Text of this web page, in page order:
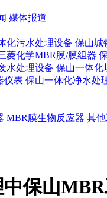
媒体报道
化污水处理设备 保山城
菱化学MBR膜/膜组器
水处理设备 保山一体化
仪表 保山一体化净水处
MBR膜生物反应器 其
保山